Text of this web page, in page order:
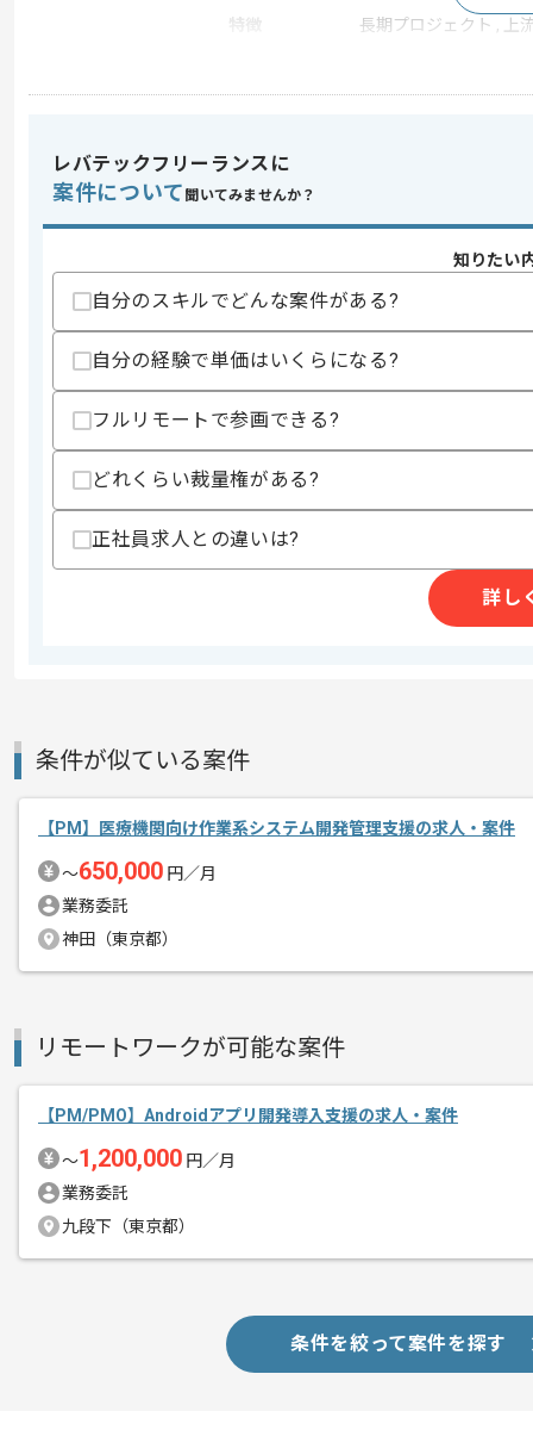
特徴
長期プロジェクト , 上
・Word、PowerPoint、Excelによる資
・銀行または証券業界の知見
歓迎スキル
・エンジニアとして金融システム開発経
・モバイルアプリ関連プロジェクト参画
スキルに不安がある方へ
その他募集要項
商談回数
新しいアイディアや技術を積極的に導入
スキルアップされたい方、長期的に参
レバテックフリーランスに
案件について 聞いてみませんか？
知りたい
自分のスキルでどんな案件がある?
自分の経験で単価はいくらになる?
フルリモートで参画できる?
どれくらい裁量権がある?
正社員求人との違いは?
詳し
条件が似ている案件
【PM】医療機関向け作業系システム開発管理支援の求人・案件
〜650,000 円／月
業務委託
神田（東京都）
リモートワークが可能な案件
【PM/PMO】Androidアプリ開発導入支援の求人・案件
〜1,200,000 円／月
業務委託
九段下（東京都）
条件を絞って案件を探す